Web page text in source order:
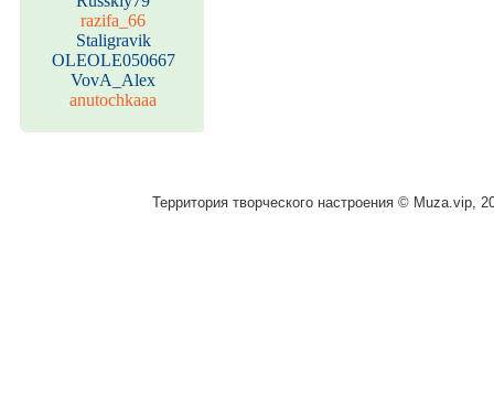
razifa_66
Staligravik
OLEOLE050667
VovA_Alex
anutochkaaa
Территория творческого настроения © Muza.vip,